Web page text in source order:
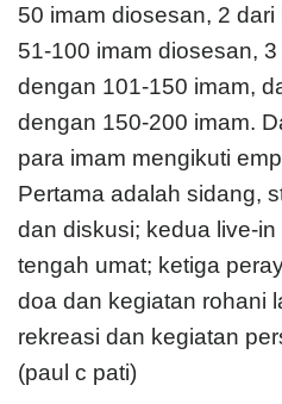
50 imam diosesan, 2
51-100 imam diosesan,
dengan 101-150 imam,
dengan 150-200 imam.
para imam mengikuti
Pertama adalah sidang,
dan diskusi; kedua live-
tengah umat; ketiga
doa dan kegiatan rohani
rekreasi dan kegiatan
(paul c pati)